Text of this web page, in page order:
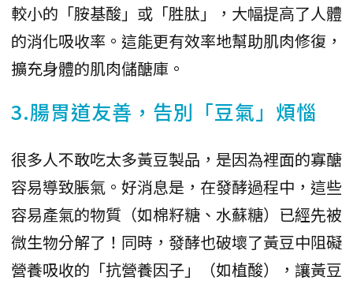
較小的「胺基酸」或「胜肽」，大幅提高了人體
的消化吸收率。這能更有效率地幫助肌肉修復，
擴充身體的肌肉儲醣庫。
3.腸胃道友善，告別「豆氣」煩惱
很多人不敢吃太多黃豆製品，是因為裡面的寡醣
容易導致脹氣。好消息是，在發酵過程中，這些
容易產氣的物質（如棉籽糖、水蘇糖）已經先被
微生物分解了！同時，發酵也破壞了黃豆中阻礙
營養吸收的「抗營養因子」（如植酸），讓黃豆